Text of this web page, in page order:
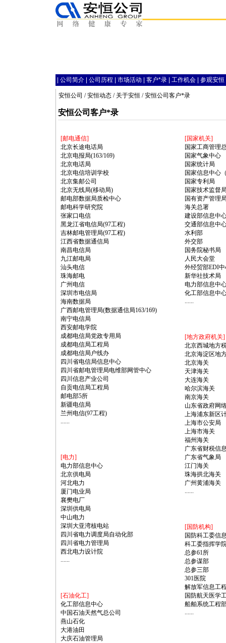
公司简介 公司历程 市场活动 客户*录 工作机会 参观安恒
安恒公司 /安恒动态 / 关于安恒 / 安恒公司客户*录
安恒公司客户*录
[邮电通信]
北京长途电话局
北京电报局(163/169)
北京电话局
北京电信培训学校
北京集邮公司
北京无线局(移动局)
邮电部数据局质检中心
邮电科学研究院
张家口电信
黑龙江省电信局(97工程)
吉林邮电管理局(97工程)
江西省数据通信局
南昌电信局
九江邮电局
汕头电信
珠海邮电
广州电信
深圳市电信局
海南数据局
广西邮电管理局(数据通信局163/169)
南宁电信局
西安邮电学院
成都电信局党政专用局
成都电信局工程局
成都电信局户线办
四川省电信局信息中心
四川省邮电管理局电维部网管中心
四川信息产业公司
自贡电信局工程局
邮电部5所
新疆电信局
兰州电信(97工程)
......
[电力]
电力部信息中心
北京供电局
河北电力
厦门电业局
襄樊电厂
深圳供电局
中山电力
深圳大亚湾核电站
四川省电力调度局自动化部
四川省电力管理局
西北电力设计院
......
[石油化工]
化工部信息中心
中国石油天然气总公司
燕山石化
大港油田
大庆石油管理局
[国家机关]
国家工商管理
国家气象中心
国家统计局
国家信息中心
国家专利局
国家技术监督
国有资产管理
海关总署
建设部信息中
交通部信息中
水利部
外交部
国务院秘书局
人民大会堂
外经贸部EDI
新华社技术局
电力部信息中
化工部信息中
......
https://anheng.com.cn/news/31/385.html
[地方政府机关]
北京西城地方
北京海淀区地
北京海关
天津海关
大连海关
哈尔滨海关
南京海关
山东省政府网
上海浦东新区
上海市公安局
上海市海关
福州海关
广东省财税信
广东省气象局
江门海关
珠海拱北海关
广州黄浦海关
......
[国防机构]
国防科工委信
科工委指挥学
总参61所
总参谋部
总参三部
301医院
解放军信息工
国防航天医学
船舶系统工程
......